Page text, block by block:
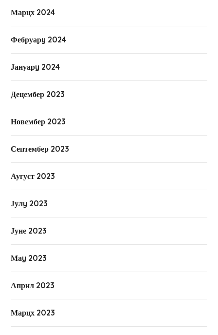
Марцх 2024
Фебруарy 2024
Јануарy 2024
Децембер 2023
Новембер 2023
Септембер 2023
Аугуст 2023
Јулy 2023
Јуне 2023
Маy 2023
Април 2023
Марцх 2023